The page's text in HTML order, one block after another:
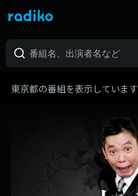
東京都の番組を表示しています